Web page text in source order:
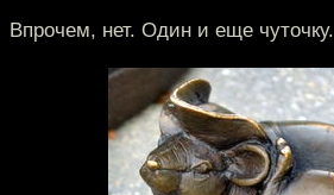
Впрочем, нет. Один и еще чуточку.